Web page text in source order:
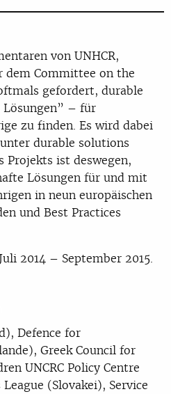
von UNHCR,
dem Committee on the
gefordert, durable
– für
zu finden. Es wird dabei
durable solutions
Projekts ist deswegen,
Lösungen für und mit
in neun europäischen
und Best Practices
2014 – September 2015.
Defence for
Greek Council for
UNCRC Policy Centre
(Slovakei), Service